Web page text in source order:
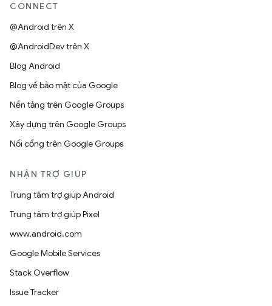
CONNECT
@Android trên X
@AndroidDev trên X
Blog Android
Blog về bảo mật của Google
Nền tảng trên Google Groups
Xây dựng trên Google Groups
Nối cổng trên Google Groups
NHẬN TRỢ GIÚP
Trung tâm trợ giúp Android
Trung tâm trợ giúp Pixel
www.android.com
Google Mobile Services
Stack Overflow
Issue Tracker